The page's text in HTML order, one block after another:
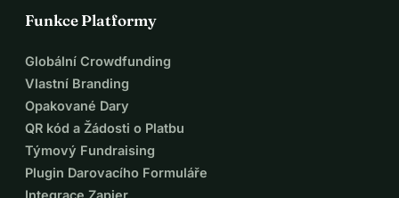
Funkce Platformy
Globální Crowdfunding
Vlastní Branding
Opakované Dary
QR kód a Žádosti o Platbu
Týmový Fundraising
Plugin Darovacího Formuláře
Integrace Zapier